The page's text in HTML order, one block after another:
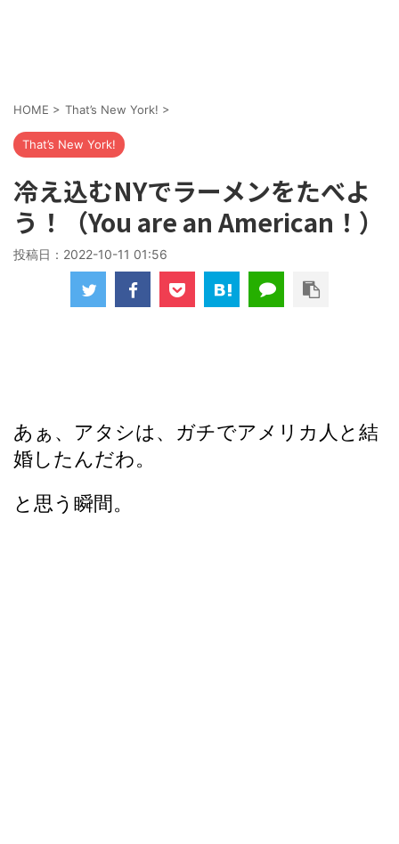
HOME > That’s New York! >
That’s New York!
冷え込むNYでラーメンをたべよ
う！（You are an American！）
投稿日： 2022-10-11 01:56
あぁ、アタシは、ガチでアメリカ人と結
婚したんだわ。
と思う瞬間。